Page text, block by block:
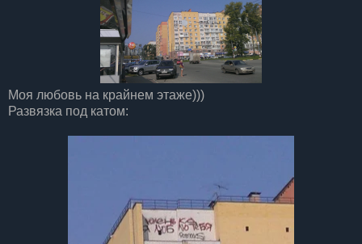
Моя любовь на крайнем этаже)))
Развязка под катом: